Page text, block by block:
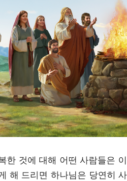
한 것에 대해 어떤 사람들은
해 드리면 하나님은 당연히